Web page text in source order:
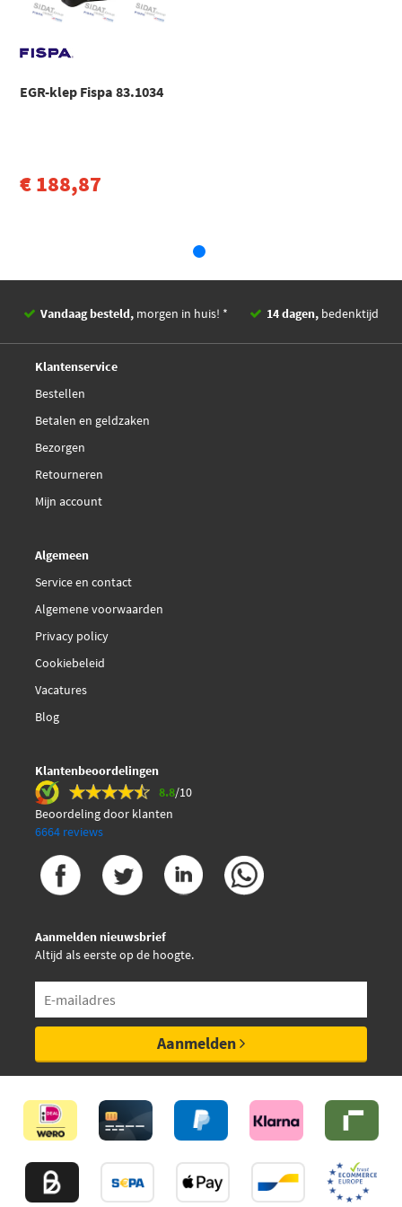
DUCATO Open laadbak/ Chassis (244_) (2001 - 2000)
EGR-klep Fispa 83.1034
€ 188,87
Vandaag besteld, morgen in huis! * 14 dagen, bedenktijd
Klantenservice
Bestellen
Betalen en geldzaken
Bezorgen
Retourneren
Mijn account
Algemeen
Service en contact
Algemene voorwaarden
Privacy policy
Cookiebeleid
Vacatures
Blog
Klantenbeoordelingen
8.8/10
Beoordeling door klanten
6664 reviews
Aanmelden nieuwsbrief
Altijd als eerste op de hoogte.
Aanmelden